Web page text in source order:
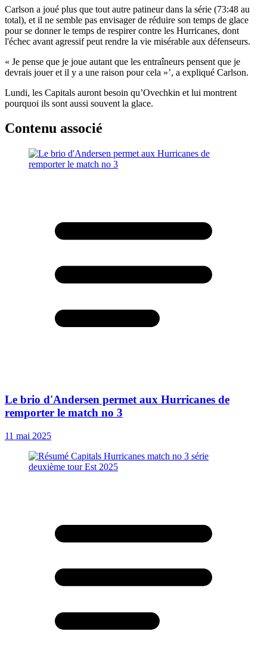
Carlson a joué plus que tout autre patineur dans la série (73:48 au
total), et il ne semble pas envisager de réduire son temps de glace
pour se donner le temps de respirer contre les Hurricanes, dont
l'échec avant agressif peut rendre la vie misérable aux défenseurs.
« Je pense que je joue autant que les entraîneurs pensent que je
devrais jouer et il y a une raison pour cela »’, a expliqué Carlson.
Lundi, les Capitals auront besoin qu’Ovechkin et lui montrent
pourquoi ils sont aussi souvent la glace.
Contenu associé
Le brio d'Andersen permet aux Hurricanes de
remporter le match no 3
11 mai 2025